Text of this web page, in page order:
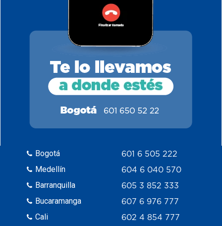
Bogotá
Medellín
Barranquilla
Bucaramanga
Cali
601 6 505 222
604 6 040 570
605 3 852 333
607 6 976 777
602 4 854 777